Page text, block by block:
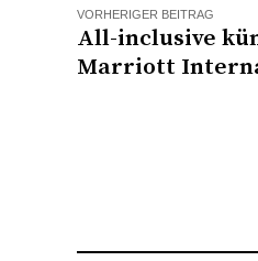
VORHERIGER BEITRAG
All-inclusive
Marriott